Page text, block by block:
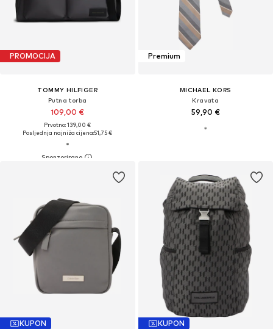
PROMOCIJA
TOMMY HILFIGER
Putna torba
109,00 €
Prvotno: 139,00 €
Posljednja najniža cijena:51,75 €
Premium
MICHAEL KORS
Kravata
59,90 €
KUPON KUPON